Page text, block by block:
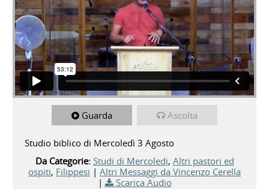
Guarda Ascolta
Studio biblico di Mercoledì 3 Agosto
Da Categorie: Studi di Mercoledi, Altri pastori ed
ospiti, Filippesi | Altri Messaggi da Vincenzo Cerella
|
Scarica Audio